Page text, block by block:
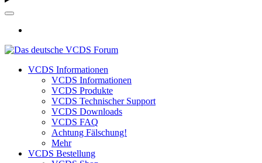
VCDS Informationen
VCDS Informationen
VCDS Produkte
VCDS Technischer Support
VCDS Downloads
VCDS FAQ
Achtung Fälschung!
Mehr
VCDS Bestellung